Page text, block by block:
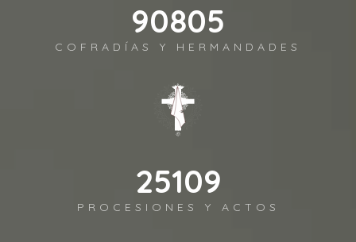
98372
COFRADÍAS Y HERMANDADES
27202
PROCESIONES Y ACTOS